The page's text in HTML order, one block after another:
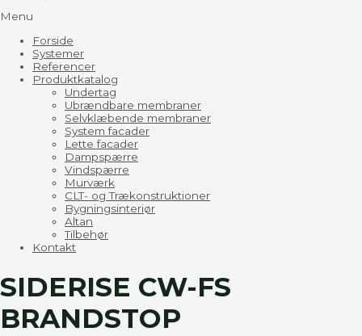
Menu
Forside
Systemer
Referencer
Produktkatalog
Undertag
Ubrændbare membraner
Selvklæbende membraner
System facader
Lette facader
Dampspærre
Vindspærre
Murværk
CLT- og Trækonstruktioner
Bygningsinteriør
Altan
Tilbehør
Kontakt
SIDERISE CW-FS
BRANDSTOP